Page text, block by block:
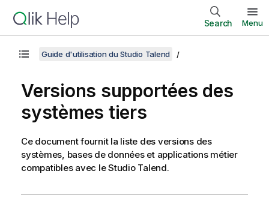
Search Menu
Guide d'utilisation du Studio Talend
Versions supportées des
systèmes tiers
Ce document fournit la liste des versions des
systèmes, bases de données et applications métier
compatibles avec leStudio Talend.